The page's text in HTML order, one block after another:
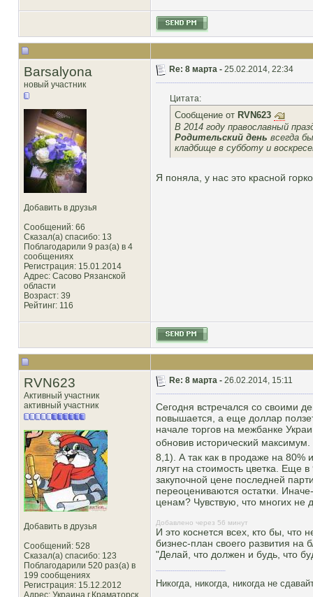
Barsalyona
новый участник
Добавить в друзья
Сообщений: 66
Сказал(а) спасибо: 13
Поблагодарили 9 раз(а) в 4
сообщениях
Регистрация: 15.01.2014
Адрес: Сасово Рязанской
области
Возраст: 39
Рейтинг: 116
Re: 8 марта - 25.02.2014, 22:34
Цитата:
Сообщение от RVN623
В 2014 году православный
Родительский день всегда
кладбище в субботу и
Я поняла, у нас это красной
RVN623
Активный участник
активный участник
Добавить в друзья
Сообщений: 528
Сказал(а) спасибо: 123
Поблагодарили 520 раз(а) в
199 сообщениях
Регистрация: 15.12.2012
Адрес: Украина г.Краматорск
Re: 8 марта - 26.02.2014, 15:11
Сегодня встречался со своими
повышается, а еще доллар
начале торгов на межбанке
обновив исторический максимум.
8,1). А так как в продаже на 80%
лягут на стоимость цветка. Еще
закупочной цене последней
переоцениваются остатки.
ценам? Чувствую, что многих не
Добавлено через 56 минут
И это коснется всех, кто бы,
бизнес-план своего развития
"Делай, что должен и будь, что
Никогда, никогда, никогда не